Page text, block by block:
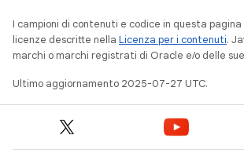
I campioni di contenuti e codice in questa
licenze descritte nella Licenza per i contenuti.
marchi o marchi registrati di Oracle e/o delle
Ultimo aggiornamento 2025-07-27 UTC.